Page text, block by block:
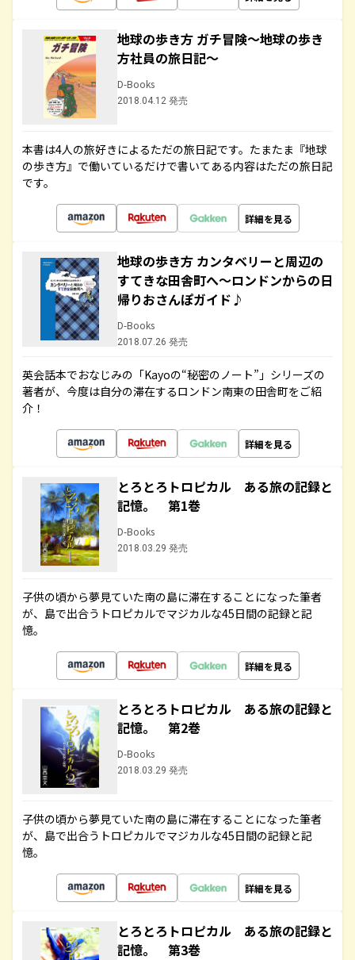
地球の歩き方 ガチ冒険～地球の歩き
方社員の旅日記～
D-Books
2018.04.12 発売
本書は4人の旅好きによるただの旅日記です。たまたま『地球
の歩き方』で働いているだけで書いてある内容はただの旅日記
です。
詳細を見る
地球の歩き方 カンタベリーと周辺の
すてきな田舎町へ～ロンドンからの日
帰りおさんぽガイド♪
D-Books
2018.07.26 発売
英会話本でおなじみの「Kayoの“秘密のノート”」シリーズの
著者が、今度は自分の滞在するロンドン南東の田舎町をご紹
介！
詳細を見る
とろとろトロピカル ある旅の記録と
記憶。 第1巻
D-Books
2018.03.29 発売
子供の頃から夢見ていた南の島に滞在することになった筆者
が、島で出合うトロピカルでマジカルな45日間の記録と記
憶。
詳細を見る
とろとろトロピカル ある旅の記録と
記憶。 第2巻
D-Books
2018.03.29 発売
子供の頃から夢見ていた南の島に滞在することになった筆者
が、島で出合うトロピカルでマジカルな45日間の記録と記
憶。
詳細を見る
とろとろトロピカル ある旅の記録と
記憶。 第3巻